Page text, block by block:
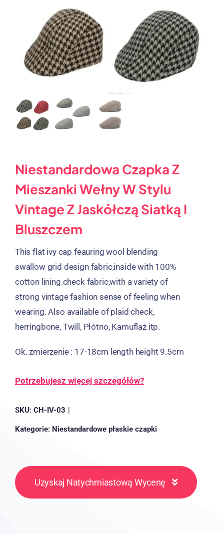
Niestandardowa Czapka Z
Mieszanki Wełny W Stylu
Vintage Z Jaskółczą Siatką I
Bluszczem
This flat ivy cap feauring wool blending
swallow grid design fabric,inside with100%
cotton lining.check fabric,with a variety of
strong vintage fashion sense of feeling when
wearing.Also available of plaid check,
herringbone, Twill, Płótno, Kamuflażitp.
Ok. zmierzenie : 17-18cm length height 9.5cm
Potrzebujesz więcej szczegółów?
SKU: CH-IV-03 |
Kategorie: Niestandardowe płaskie czapki
Uzyskaj Natychmiastową Wycenę